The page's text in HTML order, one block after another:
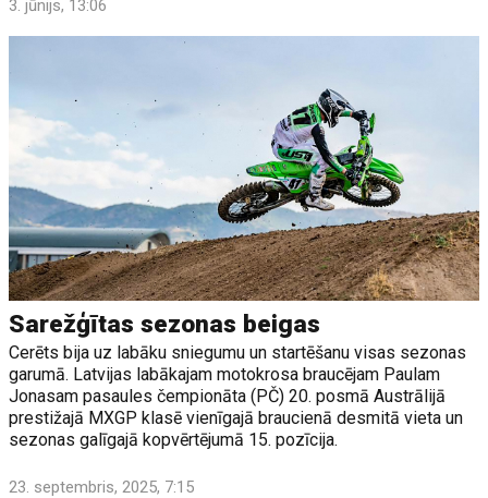
3. jūnijs, 13:06
Sarežģītas sezonas beigas
Cerēts bija uz labāku sniegumu un startēšanu visas sezonas
garumā. Latvijas labākajam motokrosa braucējam Paulam
Jonasam pasaules čempionāta (PČ) 20. posmā Austrālijā
prestižajā MXGP klasē vienīgajā braucienā desmitā vieta un
sezonas galīgajā kopvērtējumā 15. pozīcija.
23. septembris, 2025, 7:15